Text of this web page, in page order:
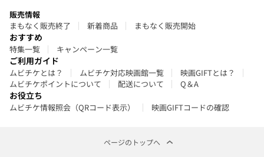
販売情報
まもなく販売終了
新着商品 まもなく販売開始
おすすめ
特集一覧 キャンペーン一覧
ご利用ガイド
ムビチケとは？ ムビチケ対応映画館一覧
映画GIFTとは？
ムビチケポイントについて
配送について Q＆A
お役立ち
ムビチケ情報照会（QRコード表示） 映画GIFTコードの確認
ページのトップへ